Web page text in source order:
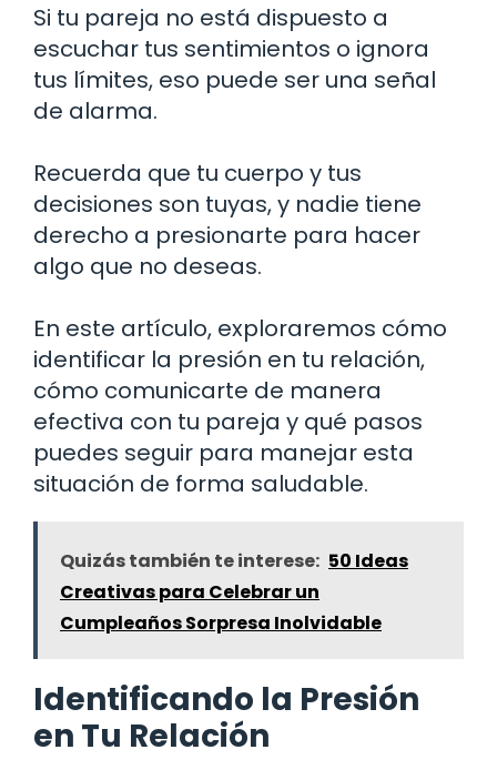
Si tu pareja no está dispuesto a
escuchar tus sentimientos o ignora
tus límites, eso puede ser una señal
de alarma.
Recuerda que tu cuerpo y tus
decisiones son tuyas, y nadie tiene
derecho a presionarte para hacer
algo que no deseas.
En este artículo, exploraremos cómo
identificar la presión en tu relación,
cómo comunicarte de manera
efectiva con tu pareja y qué pasos
puedes seguir para manejar esta
situación de forma saludable.
Quizás también te interese: 50 Ideas
Creativas para Celebrar un
Cumpleaños Sorpresa Inolvidable
Identificando la Presión
en Tu Relación